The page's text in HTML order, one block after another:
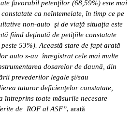
favorabil petenţilor (68,59%) este mai
ca neîntemeiate, în timp ce pe
non-auto şi de viaţă situaţia este
fiind deţinută de petiţiile constatate
53%). Această stare de fapt arată
auto s-au înregistrat cele mai multe
dosarelor de daună, din
prevederilor legale şi/sau
tuturor deficienţelor constatate,
întreprins toate măsurile necesare
de ROF al ASF”, arată